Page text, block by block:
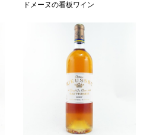
ドメーヌの看板ワイン